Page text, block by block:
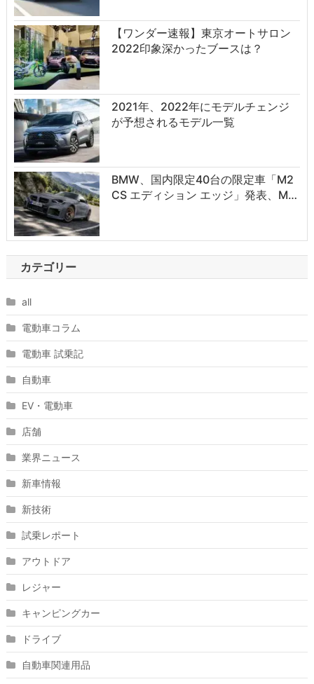
【ワンダー速報】東京オートサロン
2022印象深かったブースは？
2021年、2022年にモデルチェンジ
が予想されるモデル一覧
BMW、国内限定40台の限定車「M2
CS エディション エッジ」発表、M…
カテゴリー
all
電動車コラム
電動車 試乗記
自動車
EV・電動車
店舗
業界ニュース
新車情報
新技術
試乗レポート
アウトドア
レジャー
キャンピングカー
ドライブ
自動車関連用品